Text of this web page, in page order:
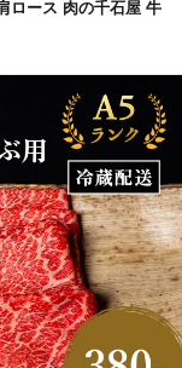
ロース 肉の千石屋 牛